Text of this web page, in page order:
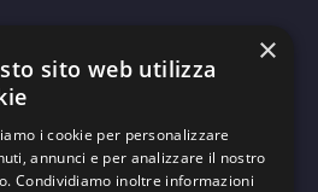
×
sito web utilizza
i cookie per personalizzare
annunci e per analizzare il nostro
Condividiamo inoltre informazioni